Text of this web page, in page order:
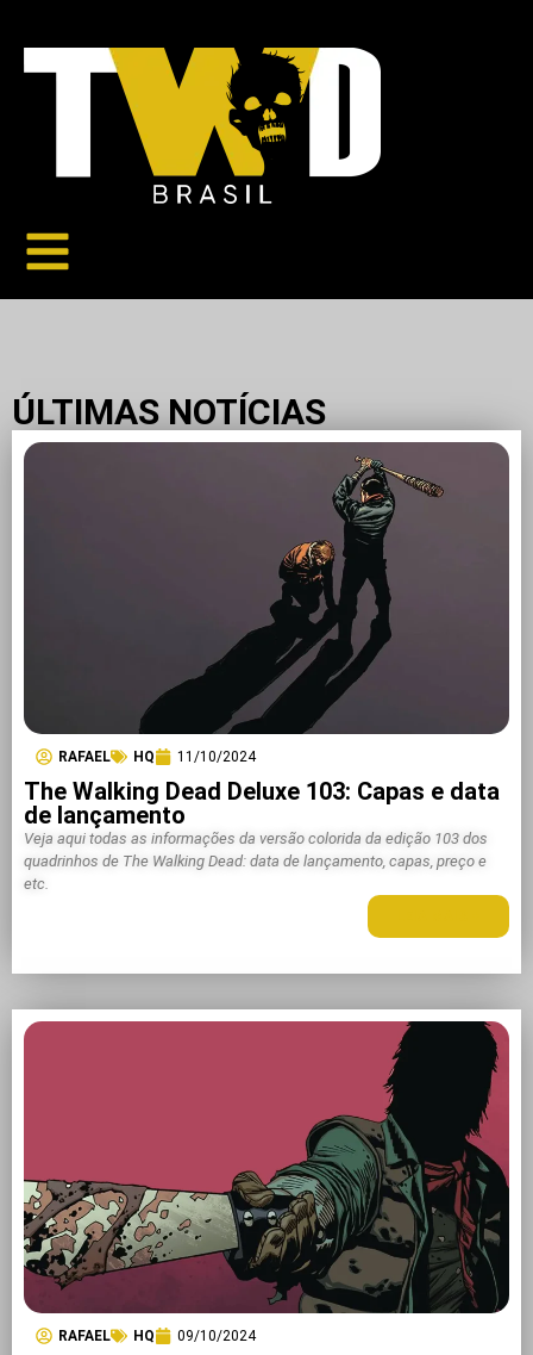
ÚLTIMAS NOTÍCIAS
RAFAEL HQ 11/10/2024
The Walking Dead Deluxe 103: Capas e data
de lançamento
Veja aqui todas as informações da versão colorida da edição 103 dos
quadrinhos de The Walking Dead: data de lançamento, capas, preço e
etc.
RAFAEL HQ 09/10/2024